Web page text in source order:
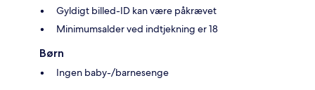
Gyldigt billed-ID kan være påkrævet
Minimumsalder ved indtjekning er 18
Børn
Ingen baby-/barnesenge